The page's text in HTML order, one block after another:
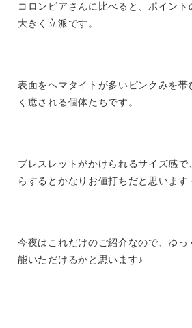
コロンビアさんに比べると、ポイント
大きく立派です。
表面をヘマタイトが多いピンクみを帯
く癒される個体たちです。
ブレスレットがかけられるサイズ感
らするとかなりお値打ちだと思います
今夜はこれだけのご紹介なので、ゆ
能いただけるかと思います♪